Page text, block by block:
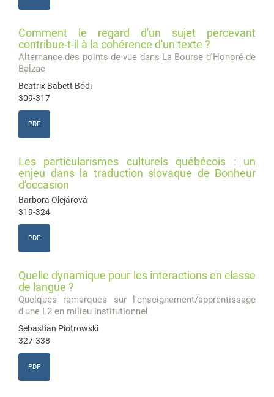
Comment le regard d'un sujet percevant
contribue-t-il à la cohérence d'un texte ?
Alternance des points de vue dans La Bourse d'Honoré de
Balzac
Beatrix Babett Bódi
309-317
PDF
Les particularismes culturels québécois : un
enjeu dans la traduction slovaque de Bonheur
d'occasion
Barbora Olejárová
319-324
PDF
Quelle dynamique pour les interactions en classe
de langue ?
Quelques remarques sur l'enseignement/apprentissage
d'une L2 en milieu institutionnel
Sebastian Piotrowski
327-338
PDF